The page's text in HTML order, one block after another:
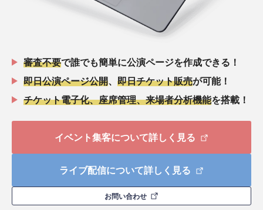
審査不要で誰でも簡単に公演ページを作成できる！
即日公演ページ公開
即日チケット販売が可能！
チケット電子化、座席管理、来場者分析機能を搭載！
イベント集客について詳しく見る
ライブ配信について詳しく見る
お問い合わせ